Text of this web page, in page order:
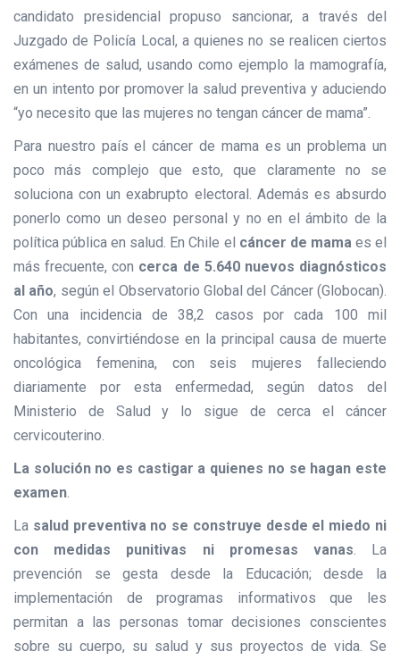
candidato presidencial propuso sancionar, a través del
Juzgado de Policía Local, a quienes no se realicen ciertos
exámenes de salud, usando como ejemplo la mamografía,
en un intento por promover la salud preventiva y aduciendo
“yo necesito que las mujeres no tengan cáncer de mama”.
Para nuestro país el cáncer de mama es un problema un
poco más complejo que esto, que claramente no se
soluciona con un exabrupto electoral. Además es absurdo
ponerlo como un deseo personal y no en el ámbito de la
política pública en salud. En Chile el cáncer de mama es el
más frecuente, con cerca de 5.640 nuevos diagnósticos
al año, según el Observatorio Global del Cáncer (Globocan).
Con una incidencia de 38,2 casos por cada 100 mil
habitantes, convirtiéndose en la principal causa de muerte
oncológica femenina, con seis mujeres falleciendo
diariamente por esta enfermedad, según datos del
Ministerio de Salud y lo sigue de cerca el cáncer
cervicouterino.
La solución no es castigar a quienes no se hagan este
examen
La salud preventiva no se construye desde el miedo ni
con medidas punitivas ni promesas vanas . La
prevención se gesta desde la Educación; desde la
implementación de programas informativos que les
permitan a las personas tomar decisiones conscientes
sobre su cuerpo, su salud y sus proyectos de vida. Se